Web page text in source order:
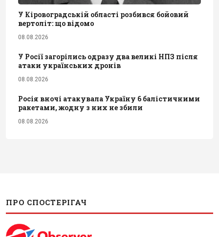
У Кіровоградській області розбився бойовий
вертоліт: що відомо
08.08.2026
У Росії загорілись одразу два великі НПЗ після
атаки українських дронів
08.08.2026
Росія вночі атакувала Україну 6 балістичними
ракетами, жодну з них не збили
08.08.2026
ПРО СПОСТЕРІГАЧ